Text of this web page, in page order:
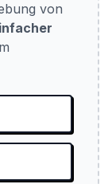
von